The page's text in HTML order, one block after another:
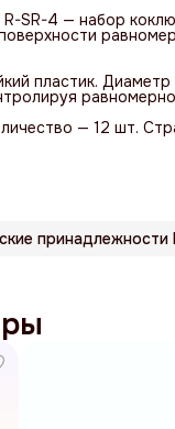
SR-4 — набор
пластик.
— 12 шт.
принадлежности